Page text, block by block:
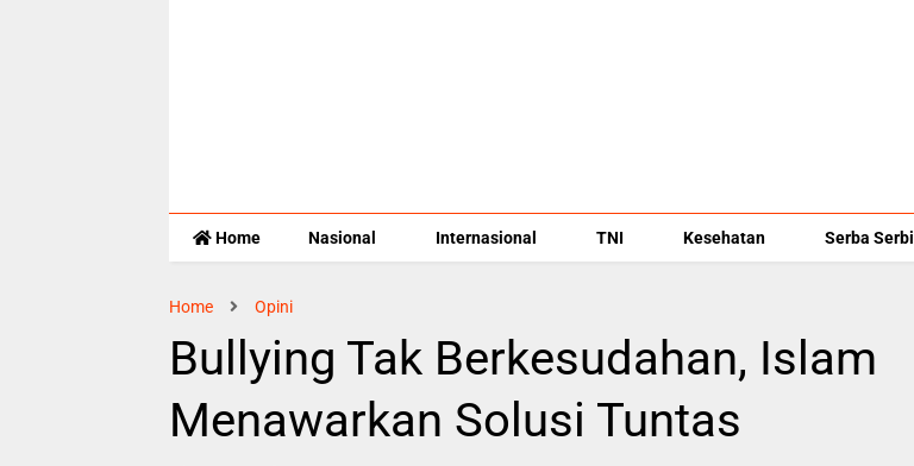
Home Nasional Internasional TNI Kesehatan Serba Serbi
Home Opini
Bullying Tak Berkesudahan, Islam
Menawarkan Solusi Tuntas